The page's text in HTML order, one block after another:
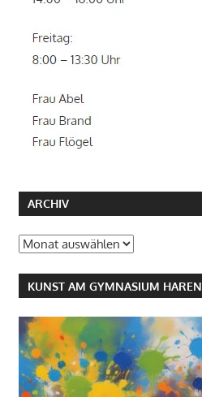
ARCHIV
Archiv
KUNST AM GYMNASIUM HAREN